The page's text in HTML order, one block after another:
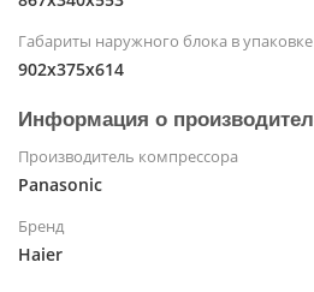
Габариты наружного блока в
902x375x614
Информация о
Производитель компрессора
Panasonic
Бренд
Haier